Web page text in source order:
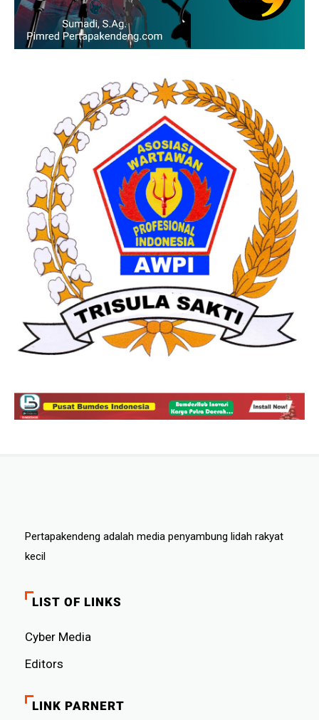
Pertapakendeng adalah media penyambung lidah rakyat
kecil
LIST OF LINKS
Cyber ​​Media
Editors
LINK PARNERT